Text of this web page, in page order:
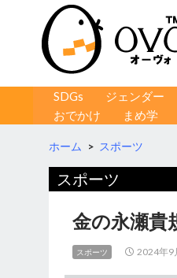
コンテンツへ移動
SDGs ジェンダー
おでかけ
まめ学
ホーム > スポーツ
スポーツ
金の永瀬貴
スポーツ 2024年9